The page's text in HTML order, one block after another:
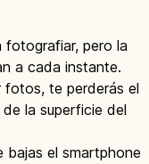
fotografiar, pero la
a cada instante.
fotos, te perderás el
la superficie del
bajas el smartphone